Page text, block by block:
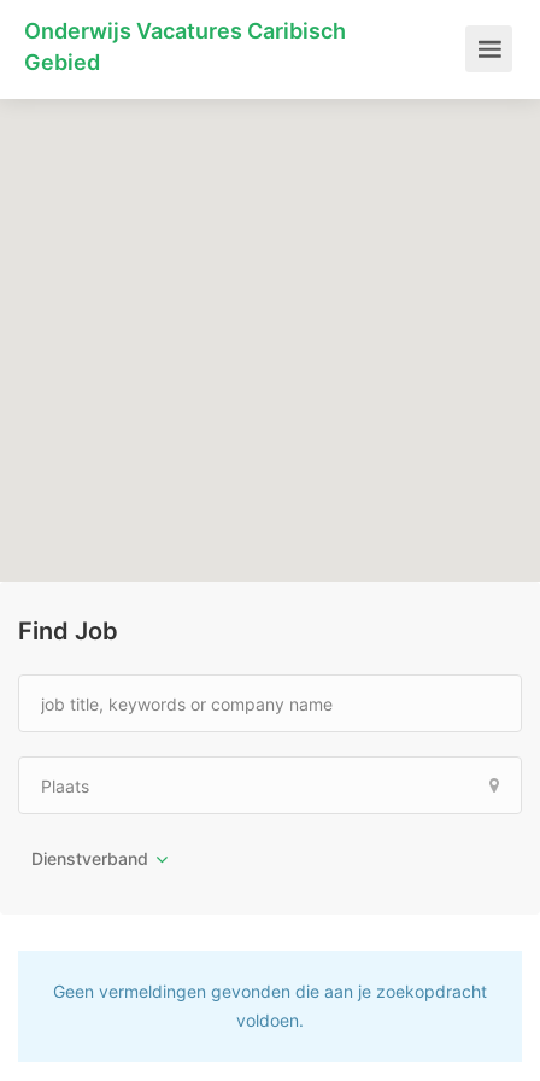
Onderwijs Vacatures Caribisch
Gebied
Find Job
Dienstverband
Geen vermeldingen gevonden die aan je zoekopdracht
voldoen.